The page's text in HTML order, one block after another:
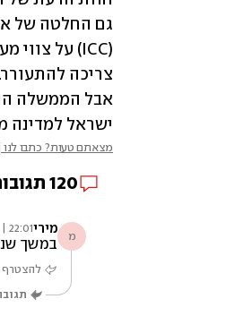
ישראל למדינה
מצאתם טעות? כתבו לנו
120
מ מירי22:01 | 19.07.24
במשך
להצטרף